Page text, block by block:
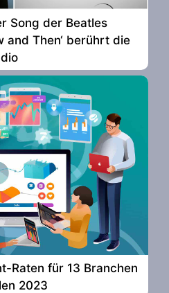
Song der Beatles
and Then‘ berührt die
Raten für 13 Branchen
2023